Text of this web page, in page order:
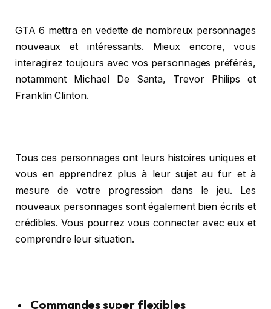
GTA 6 mettra en vedette de nombreux personnages
nouveaux et intéressants. Mieux encore, vous
interagirez toujours avec vos personnages préférés,
notamment Michael De Santa, Trevor Philips et
Franklin Clinton.
Tous ces personnages ont leurs histoires uniques et
vous en apprendrez plus à leur sujet au fur et à
mesure de votre progression dans le jeu. Les
nouveaux personnages sont également bien écrits et
crédibles. Vous pourrez vous connecter avec eux et
comprendre leur situation.
Commandes super flexibles